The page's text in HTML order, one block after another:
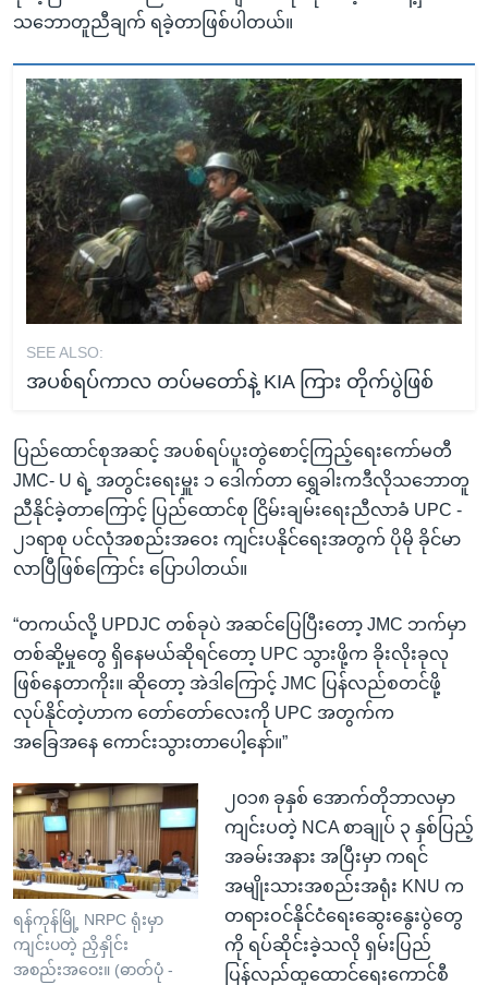
သဘောတူညီချက် ရခဲ့တာဖြစ်ပါတယ်။
SEE ALSO:
အပစ်ရပ်ကာလ တပ်မတော်နဲ့ KIA ကြား တိုက်ပွဲဖြစ်
ပြည်ထောင်စုအဆင့် အပစ်ရပ်ပူးတွဲစောင့်ကြည့်ရေးကော်မတီ
JMC- U ရဲ့ အတွင်းရေးမှူး ၁ ဒေါက်တာ ရွှေခါးကဒီလိုသဘောတူ
ညီနိုင်ခဲ့တာကြောင့် ပြည်ထောင်စု ငြိမ်းချမ်းရေးညီလာခံ UPC -
၂၁ရာစု ပင်လုံအစည်းအဝေး ကျင်းပနိုင်ရေးအတွက် ပိုမို ခိုင်မာ
လာပြီဖြစ်ကြောင်း ပြောပါတယ်။
“တကယ်လို့ UPDJC တစ်ခုပဲ အဆင်ပြေပြီးတော့ JMC ဘက်မှာ
တစ်ဆို့မှုတွေ ရှိနေမယ်ဆိုရင်တော့ UPC သွားဖို့က ခိုးလိုးခုလု
ဖြစ်နေတာကိုး။ ဆိုတော့ အဲဒါကြောင့် JMC ပြန်လည်စတင်ဖို့
လုပ်နိုင်တဲ့ဟာက တော်တော်လေးကို UPC အတွက်က
အခြေအနေ ကောင်းသွားတာပေါ့နော်။”
ရန်ကုန်မြို့ NRPC ရုံးမှာ
ကျင်းပတဲ့ ညှိနှိုင်း
အစည်းအဝေး။ (ဓာတ်ပုံ -
၂၀၁၈ ခုနှစ် အောက်တိုဘာလမှာ
ကျင်းပတဲ့ NCA စာချုပ် ၃ နှစ်ပြည့်
အခမ်းအနား အပြီးမှာ ကရင်
အမျိုးသားအစည်းအရုံး KNU က
တရားဝင်နိုင်ငံရေးဆွေးနွေးပွဲတွေ
ကို ရပ်ဆိုင်းခဲ့သလို ရှမ်းပြည်
ပြန်လည်ထူထောင်ရေးကောင်စီ